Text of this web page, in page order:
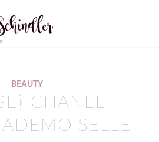
BEAUTY
CHANEL –